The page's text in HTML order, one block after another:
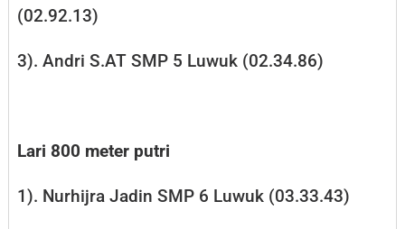
(02.92.13)
3). Andri S.AT SMP 5 Luwuk (02.34.86)
Lari 800 meter putri
1). Nurhijra Jadin SMP 6 Luwuk (03.33.43)